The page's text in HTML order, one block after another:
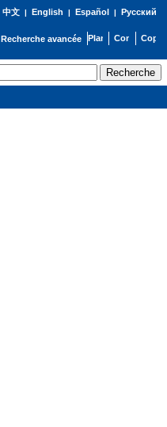
中文| English | Español | Русский
Recherche avancée